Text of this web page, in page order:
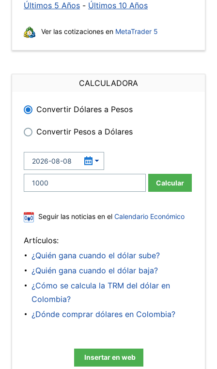
Últimos 5 Años - Últimos 10 Años
Ver las cotizaciones en MetaTrader 5
CALCULADORA
Convertir Dólares a Pesos
Convertir Pesos a Dólares
Calcular
Seguir las noticias en el Calendario Económico
Artículos:
¿Quién gana cuando el dólar sube?
¿Quién gana cuando el dólar baja?
¿Cómo se calcula la TRM del dólar en
Colombia?
¿Dónde comprar dólares en Colombia?
Insertar en web